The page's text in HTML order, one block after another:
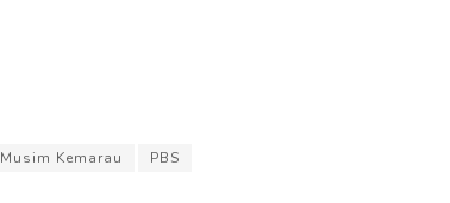
Musim Kemarau PBS